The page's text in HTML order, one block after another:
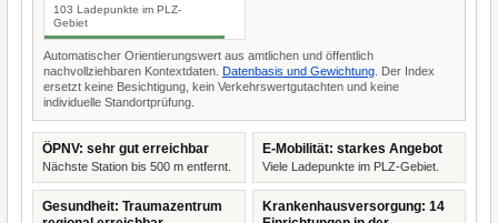
103 Ladepunkte im PLZ-
Gebiet
Automatischer Orientierungswert aus amtlichen und öffentlich
nachvollziehbaren Kontextdaten. Datenbasis und Gewichtung . Der Index
ersetzt keine Besichtigung, kein Verkehrswertgutachten und keine
individuelle Standortprüfung.
ÖPNV: sehr gut erreichbar
Nächste Station bis 500 m entfernt.
E-Mobilität: starkes Angebot
Viele Ladepunkte im PLZ-Gebiet.
Gesundheit: Traumazentrum
Krankenhausversorgung: 14